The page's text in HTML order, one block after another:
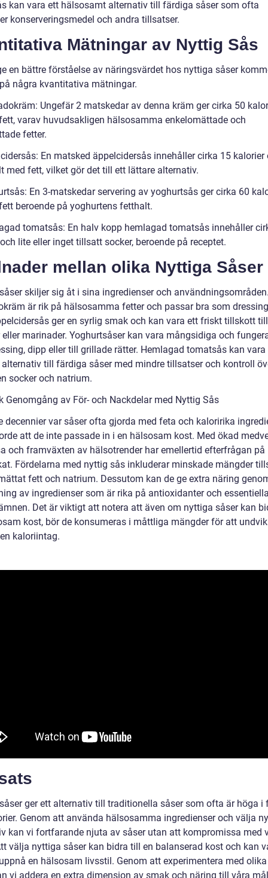
kan vara ett hälsosamt alternativ till färdiga såser som ofta
konserveringsmedel och andra tillsatser.
Mätningar av Nyttig Sås
en bättre förståelse av näringsvärdet hos nyttiga såser
några kvantitativa mätningar.
Ungefär 2 matskedar av denna kräm ger cirka 50
varav huvudsakligen hälsosamma enkelomättade och
fetter.
En matsked äppelcidersås innehåller cirka 15 kalorier
med fett, vilket gör det till ett lättare alternativ.
En 3-matskedar servering av yoghurtsås ger cirka 60
beroende på yoghurtens fetthalt.
tomatsås: En halv kopp hemlagad tomatsås innehåller
lite eller inget tillsatt socker, beroende på receptet.
mellan olika Nyttiga Såser
skiljer sig åt i sina ingredienser och
är rik på hälsosamma fetter och passar bra som
ger en syrlig smak och kan vara ett friskt tillskott till
marinader. Yoghurtsåser kan vara mångsidiga och
dipp eller till grillade rätter. Hemlagad tomatsås kan vara
till färdiga såser med mindre tillsatser och kontroll
socker och natrium.
Genomgång av För- och Nackdelar med Nyttig Sås
decennier var såser ofta gjorda med feta och kaloririka
att de inte passade in i en hälsosam kost. Med ökad
och framväxten av hälsotrender har emellertid efterfrågan
Fördelarna med nyttig sås inkluderar minskade mängder
fett och natrium. Dessutom kan de ge extra näring
av ingredienser som är rika på antioxidanter och
Det är viktigt att notera att även om nyttiga såser kan
kost, bör de konsumeras i måttliga mängder för att
kaloriintag.
ger ett alternativ till traditionella såser som ofta är höga i
Genom att använda hälsosamma ingredienser och välja
kan vi fortfarande njuta av såser utan att kompromissa med
välja nyttiga såser kan bidra till en balanserad kost och kan
en hälsosam livsstil. Genom att experimentera med
vi addera en extra dimension av smak och näring till våra